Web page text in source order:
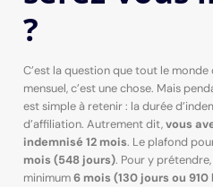
?
C’est la question que tout le
mensuel, c’est une chose. Mais
est simple à retenir : la durée
d’affiliation. Autrement dit,vous
indemnisé 12 mois. Le plafond
mois (548 jours). Pour y
minimum6 mois (130 jours ou 910